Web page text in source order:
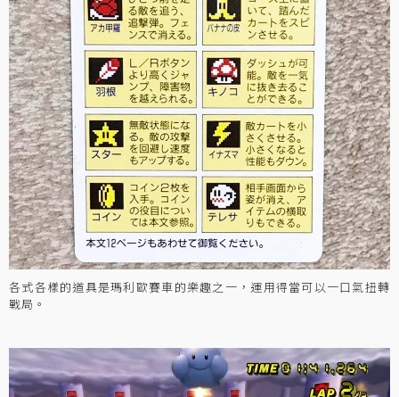
各式各樣的道具是瑪利歐賽車的樂趣之一，運用得當可以一口氣扭轉
戰局。